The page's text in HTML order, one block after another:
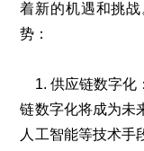
着新的机遇和挑
势：
1. 供应链数字化
链数字化将成为未
人工智能等技术手